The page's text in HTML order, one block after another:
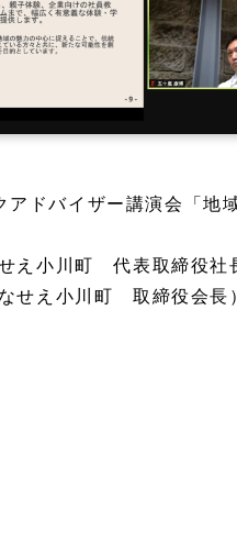
ドバイザー講演会「地域
え小川町 代表取締役社
せえ小川町 取締役会長）